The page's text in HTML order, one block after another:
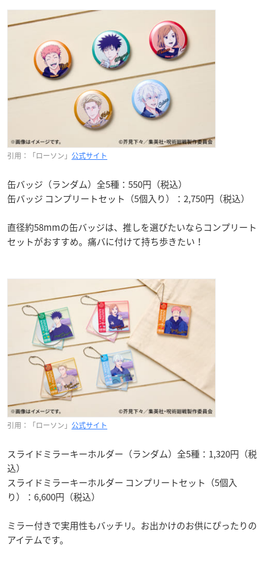
引用：「ローソン」 公式サイト
缶バッジ（ランダム）全5種：550円（税込）
缶バッジ コンプリートセット（5個入り）：2,750円（税込）
直径約58mmの缶バッジは、推しを選びたいならコンプリート
セットがおすすめ。痛バに付けて持ち歩きたい！
引用：「ローソン」 公式サイト
スライドミラーキーホルダー（ランダム）全5種：1,320円（税
込）
スライドミラーキーホルダー コンプリートセット（5個入
り）：6,600円（税込）
ミラー付きで実用性もバッチリ。お出かけのお供にぴったりの
アイテムです。